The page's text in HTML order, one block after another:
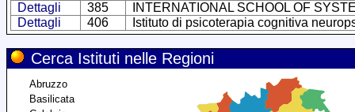
Dettagli
385
INTERNATIONAL SCHOOL OF
Dettagli
406 Istituto di psicoterapia cognitiva
Cerca Istituti nelle Regioni
Abruzzo
Basilicata